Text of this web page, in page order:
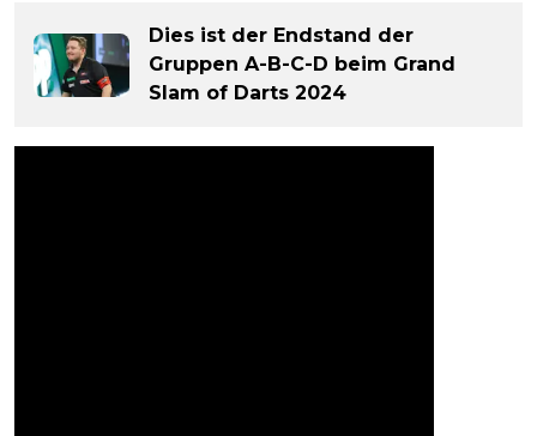
Dies ist der Endstand der
Gruppen A-B-C-D beim Grand
Slam of Darts 2024